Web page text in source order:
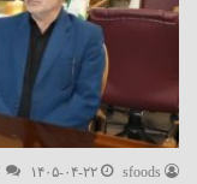
sfoods ۱۴۰۵-۰۴-۲۲